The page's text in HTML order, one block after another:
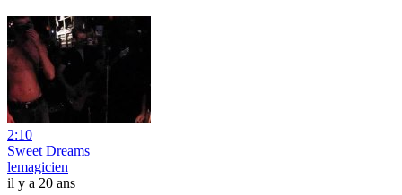
2:10
Sweet Dreams
lemagicien
il y a 20 ans